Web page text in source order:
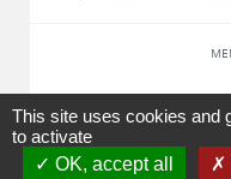
This site uses cookies and
to activate
OK, accept all